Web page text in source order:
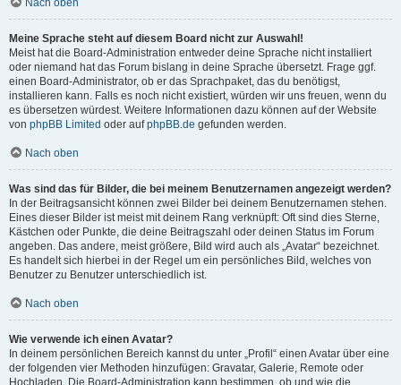
Nach oben
Meine Sprache steht auf diesem Board nicht zur Auswahl!
Meist hat die Board-Administration entweder deine Sprache nicht installiert
oder niemand hat das Forum bislang in deine Sprache übersetzt. Frage ggf.
einen Board-Administrator, ob er das Sprachpaket, das du benötigst,
installieren kann. Falls es noch nicht existiert, würden wir uns freuen, wenn du
es übersetzen würdest. Weitere Informationen dazu können auf der Website
von phpBB Limited oder aufphpBB.de gefunden werden.
Nach oben
Was sind das für Bilder, die bei meinem Benutzernamen angezeigt werden?
In der Beitragsansicht können zwei Bilder bei deinem Benutzernamen stehen.
Eines dieser Bilder ist meist mit deinem Rang verknüpft: Oft sind dies Sterne,
Kästchen oder Punkte, die deine Beitragszahl oder deinen Status im Forum
angeben. Das andere, meist größere, Bild wird auch als „Avatar“ bezeichnet.
Es handelt sich hierbei in der Regel um ein persönliches Bild, welches von
Benutzer zu Benutzer unterschiedlich ist.
Nach oben
Wie verwende ich einen Avatar?
In deinem persönlichen Bereich kannst du unter „Profil“ einen Avatar über eine
der folgenden vier Methoden hinzufügen: Gravatar, Galerie, Remote oder
Hochladen. Die Board-Administration kann bestimmen, ob und wie die